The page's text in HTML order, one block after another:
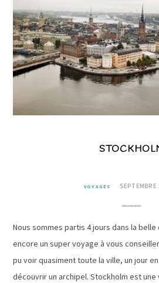
VOYAGES
Nous sommes partis 4 jours dans la belle
encore un super voyage à vous
pu voir quasiment toute la ville, un jour
découvrir un archipel. Stockholm est une